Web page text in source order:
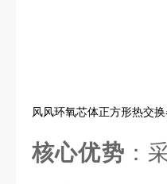
风风环氧芯体正方形热交
核心优势 ：